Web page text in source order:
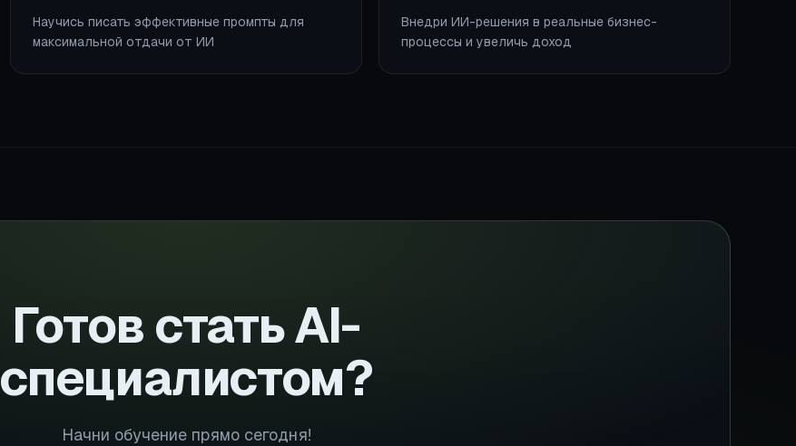
Научись писать эффективные промпты для
максимальной отдачи от ИИ
Внедри ИИ-решения в реальные бизнес-
процессы и увеличь доход
Готов стать AI-
специалистом?
Начни обучение прямо сегодня!